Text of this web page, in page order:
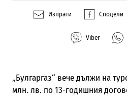
Изпрати Сподели
Viber
„Булгаргаз“ вече дължи на
млн. лв. по 13-годишния